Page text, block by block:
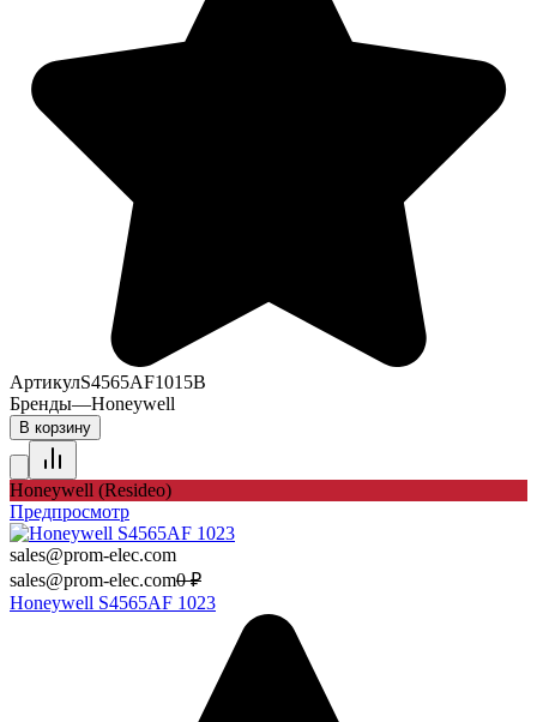
АртикулS4565AF1015B
Бренды—Honeywell
В корзину
Honeywell (Resideo)
Предпросмотр
sales@prom-elec.com
sales@prom-elec.com0 ₽
Honeywell S4565AF 1023